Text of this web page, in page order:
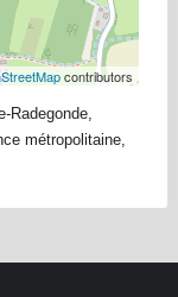
contributors
Radegonde,
métropolitaine,